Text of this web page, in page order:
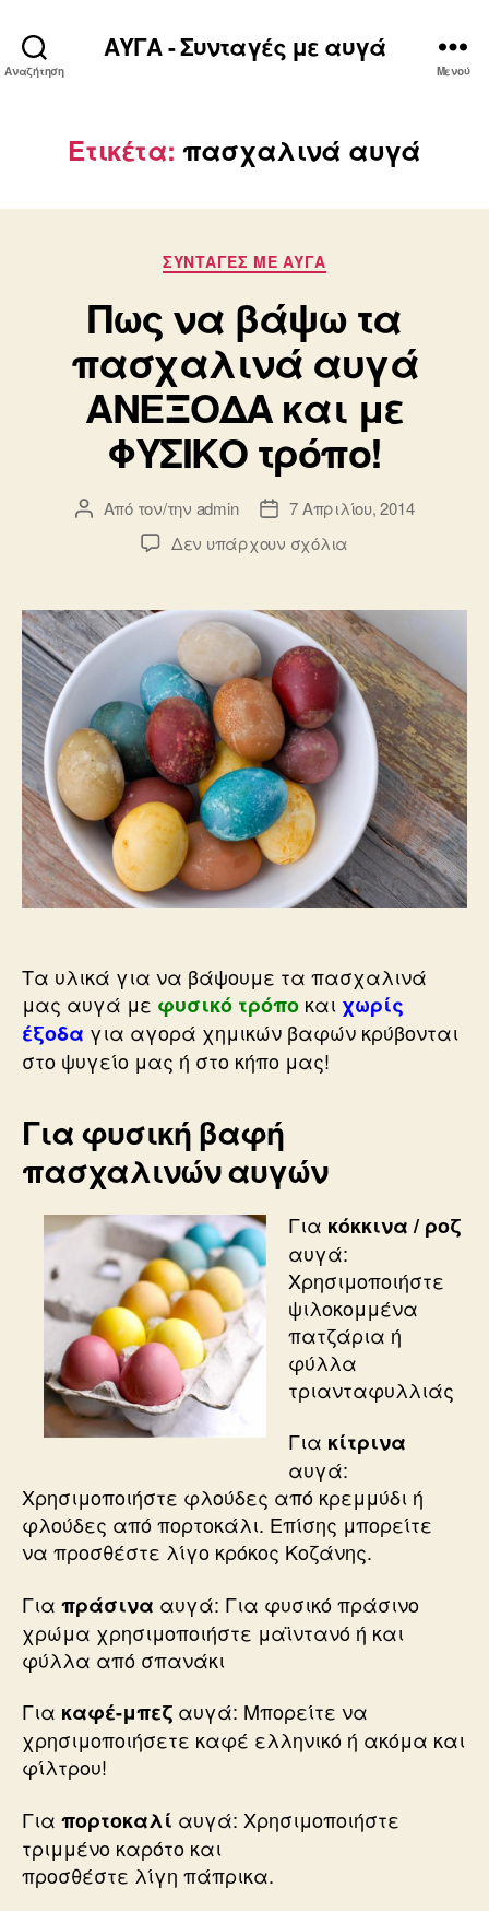
Αναζήτηση
ΑΥΓΑ - Συνταγές με αυγά
Μενού
Ετικέτα: πασχαλινά αυγά
Κατηγορίες
ΣΥΝΤΑΓΈΣ ΜΕ ΑΥΓΆ
Πως να βάψω τα
πασχαλινά αυγά
ΑΝΕΞΟΔΑ και με
ΦΥΣΙΚΟ τρόπο!
Συντάκτης
άρθρου
Από τον/την admin
Ημ.
δημοσίευσης
7 Απριλίου, 2014
Δεν υπάρχουν σχόλια
βάψω
τα
πασχαλινά
αυγά
ΑΝΕΞΟΔΑ
και
ΦΥΣΙΚΟ
τρόπο!
Τα υλικά για να βάψουμε τα πασχαλινά
μας αυγά με φυσικό τρόπο και χωρίς
έξοδα για αγορά χημικών βαφών κρύβονται
στο ψυγείο μας ή στο κήπο μας!
Για φυσική βαφή
πασχαλινών αυγών
Για κόκκινα / ροζ
αυγά:
Χρησιμοποιήστε
ψιλοκομμένα
πατζάρια ή
φύλλα
τριανταφυλλιάς
Για κίτρινα
αυγά:
Χρησιμοποιήστε φλούδες από κρεμμύδι ή
φλούδες από πορτοκάλι. Επίσης μπορείτε
να προσθέστε λίγο κρόκος Κοζάνης.
Για πράσινα αυγά: Για φυσικό πράσινο
χρώμα χρησιμοποιήστε μαϊντανό ή και
φύλλα από σπανάκι
Για καφέ-μπεζ αυγά: Μπορείτε να
χρησιμοποιήσετε καφέ ελληνικό ή ακόμα και
φίλτρου!
Για πορτοκαλί αυγά: Χρησιμοποιήστε
τριμμένο καρότο και
προσθέστε λίγη πάπρικα.